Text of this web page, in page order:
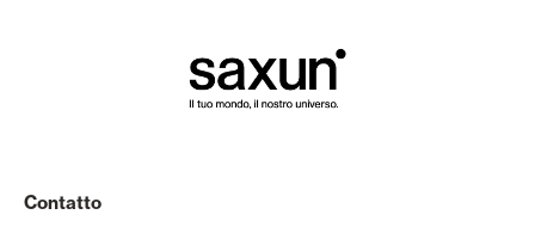
Contatto